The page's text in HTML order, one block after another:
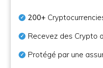
200+
Recevez des Crypto
Protégé par une